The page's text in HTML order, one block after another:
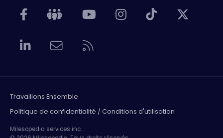
Travaillons Ensemble
Politique de confidentialité / Conditions d'utilisation
Milesopedia services inc.